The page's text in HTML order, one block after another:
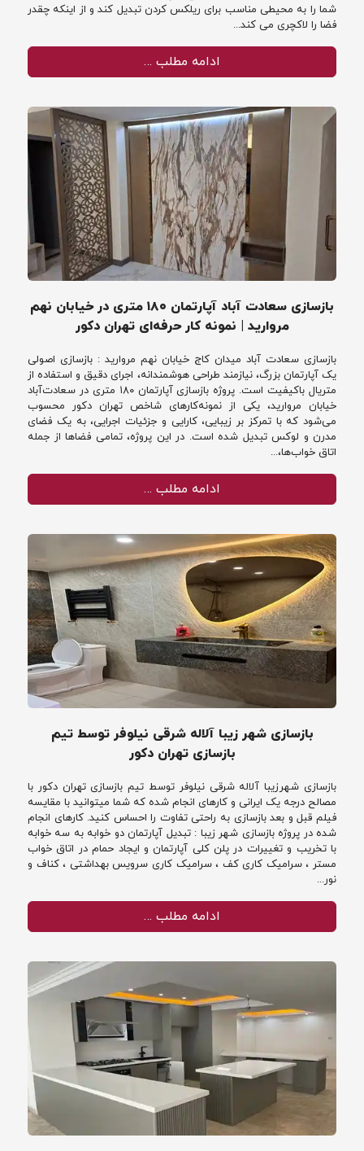
شما را به محیطی مناسب برای ریلکس کردن تبدیل کند و از اینکه چقدر
فضا را لاکچری می کند...
ادامه مطلب …
بازسازی سعادت آباد آپارتمان ۱۸۰ متری در خیابان نهم
مروارید | نمونه کار حرفه‌ای تهران دکور
بازسازی سعادت آباد میدان کاج خیابان نهم مروارید : بازسازی اصولی
یک آپارتمان بزرگ، نیازمند طراحی هوشمندانه، اجرای دقیق و استفاده از
متریال باکیفیت است. پروژه بازسازی آپارتمان ۱۸۰ متری در سعادت‌آباد
خیابان مروارید، یکی از نمونه‌کارهای شاخص تهران دکور محسوب
می‌شود که با تمرکز بر زیبایی، کارایی و جزئیات اجرایی، به یک فضای
مدرن و لوکس تبدیل شده است. در این پروژه، تمامی فضاها از جمله
اتاق خواب‌ها،...
ادامه مطلب …
بازسازی شهر زیبا آلاله شرقی نیلوفر توسط تیم
بازسازی تهران دکور
بازسازی شهرزیبا آلاله شرقی نیلوفر توسط تیم بازسازی تهران دکور با
مصالح درجه یک ایرانی و کارهای انجام شده که شما میتوانید با مقایسه
فیلم قبل و بعد بازسازی به راحتی تفاوت را احساس کنید. کارهای انجام
شده در پروژه بازسازی شهر زیبا : تبدیل آپارتمان دو خوابه به سه خوابه
با تخریب و تغییرات در پلن کلی آپارتمان و ایجاد حمام در اتاق خواب
مستر ، سرامیک کاری کف ، سرامیک کاری سرویس بهداشتی ، کناف و
نور...
ادامه مطلب …